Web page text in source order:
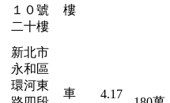
１０號
二十樓
樓
新北市
永和區
環河東
車
4.17